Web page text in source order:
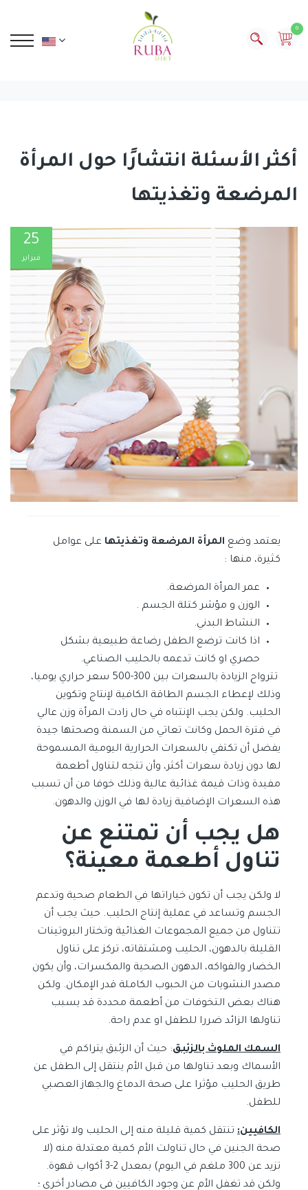
0
أكثر الأسئلة انتشارًا حول المرأة
المرضعة وتغذيتها
25
فبراير
يعتمد وضع المرأة المرضعة وتغذيتها على عوامل
كثيرة، منها :
عمر المرأة المرضعة.
الوزن و مؤشر كتلة الجسم .
النشاط البدني.
اذا كانت ترضع الطفل رضاعة طبيعية بشكل
حصري او كانت تدعمه بالحليب الصناعي.
تترواح الزيادة بالسعرات بين 300-500 سعر حراري يوميا،
وذلك لإعطاء الجسم الطاقة الكافية لإنتاج وتكوين
الحليب. ولكن يجب الإنتباه في حال زادت المرأة وزن عالي
في فترة الحمل وكانت تعاتي من السمنة وصحتها جيدة
يفضل أن تكتفي بالسعرات الحرارية اليومية المسموحة
لها دون زيادة سعرات أكثر، وأن تتجه لتناول أطعمة
مفيدة وذات قيمة غذائية عالية وذلك خوفا من أن تسبب
هذه السعرات الإضافية زيادة لها في الوزن والدهون.
هل يجب أن تمتنع عن
تناول أطعمة معينة؟
لا ولكن يجب أن تكون خياراتها في الطعام صحية وتدعم
الجسم وتساعد في عملية إنتاج الحليب. حيث يجب أن
تتناول من جميع المجموعات الغذائية وتختار البروتينات
القليلة بالدهون، الحليب ومشتقاته، تركز على تناول
الخضار والفواكه، الدهون الصحية والمكسرات، وأن يكون
مصدر النشويات من الحبوب الكاملة قدر الإمكان. ولكن
هناك بعض التخوفات من أطعمة محددة قد يسبب
تناولها الزائد ضررا للطفل او عدم راحة.
السمك الملوث بالزئبق: حيث أن الزئبق يتراكم في
الأسماك وبعد تناولها من قبل الأم ينتقل إلى الطفل عن
طريق الحليب مؤثرا على صحة الدماغ والجهاز العصبي
للطفل.
الكافيين: تنتقل كمية قليلة منه إلى الحليب ولا تؤثر على
صحة الجنين في حال تناولت الأم كمية معتدلة منه (لا
تزيد عن 300 ملغم في اليوم) بمعدل 2-3 أكواب قهوة.
ولكن قد تغفل الأم عن وجود الكافيين في مصادر أخرى ؛